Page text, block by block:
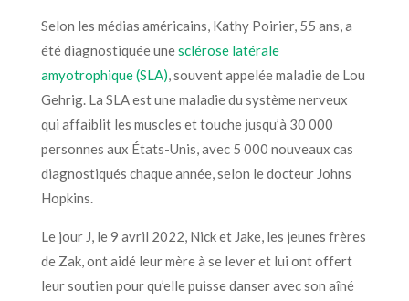
Selon les médias américains, Kathy Poirier, 55 ans, a
été diagnostiquée unesclérose latérale
amyotrophique (SLA), souvent appelée maladie de Lou
Gehrig. La SLA est une maladie du système nerveux
qui affaiblit les muscles et touche jusqu’à 30 000
personnes aux États-Unis, avec 5 000 nouveaux cas
diagnostiqués chaque année, selon le docteur Johns
Hopkins.
Le jour J, le 9 avril 2022, Nick et Jake, les jeunes frères
de Zak, ont aidé leur mère à se lever et lui ont offert
leur soutien pour qu’elle puisse danser avec son aîné